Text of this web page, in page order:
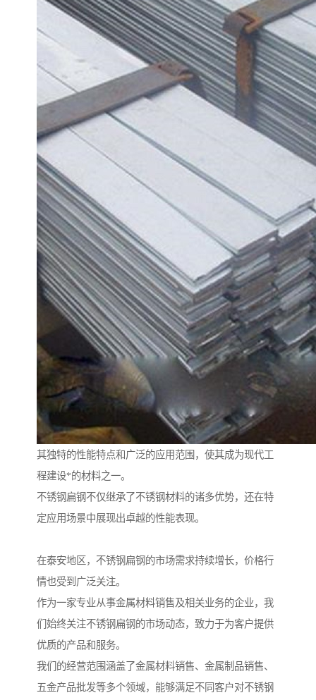
其独特的性能特点和广泛的应用范围，使其成为现代工
程建设*的材料之一。
不锈钢扁钢不仅继承了不锈钢材料的诸多优势，还在特
定应用场景中展现出卓越的性能表现。
在泰安地区，不锈钢扁钢的市场需求持续增长，价格行
情也受到广泛关注。
作为一家专业从事金属材料销售及相关业务的企业，我
们始终关注不锈钢扁钢的市场动态，致力于为客户提供
优质的产品和服务。
我们的经营范围涵盖了金属材料销售、金属制品销售、
五金产品批发等多个领域，能够满足不同客户对不锈钢